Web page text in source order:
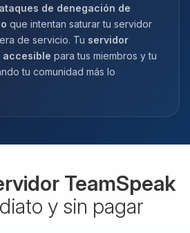
de denegación de
que intentan saturar tu servidor
de servicio. Tu servidor
accesible para tus miembros y tu
tu comunidad más lo
TeamSpeak
y sin pagar